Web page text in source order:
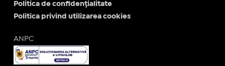
Politica de confidențialitate
Politica privind utilizarea cookies
ANPC